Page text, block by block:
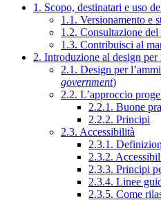
1. Scopo, destinatari e uso
1.1. Versionamento e
1.2. Consultazione del
1.3. Contribuisci al
2. Introduzione al design
2.1. Design per
government)
2.2. L’approccio
2.2.1. Buone
2.2.2. Principi
2.3. Accessibilità
2.3.1.
2.3.2.
2.3.3. Principi
2.3.4. Linee
2.3.5. Come